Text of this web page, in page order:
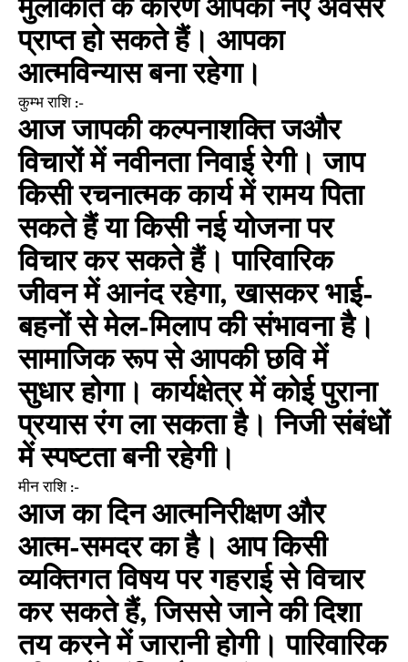
मुलाकात के कारण आपको नए अवसर
प्राप्त हो सकते हैं। आपका
आत्मविन्यास बना रहेगा।
कुम्भ राशि :-
आज जापकी कल्पनाशक्ति जऔर
विचारों में नवीनता निवाई रेगी। जाप
किसी रचनात्मक कार्य में रामय पिता
सकते हैं या किसी नई योजना पर
विचार कर सकते हैं। पारिवारिक
जीवन में आनंद रहेगा, खासकर भाई-
बहनों से मेल-मिलाप की संभावना है।
सामाजिक रूप से आपकी छवि में
सुधार होगा। कार्यक्षेत्र में कोई पुराना
प्रयास रंग ला सकता है। निजी संबंधों
में स्पष्टता बनी रहेगी।
मीन राशि :-
आज का दिन आत्मनिरीक्षण और
आत्म-समदर का है। आप किसी
व्यक्तिगत विषय पर गहराई से विचार
कर सकते हैं, जिससे जाने की दिशा
तय करने में जारानी होगी। पारिवारिक